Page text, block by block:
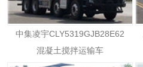
中集凌宇CLY5319GJB28E62
混凝土搅拌运输车